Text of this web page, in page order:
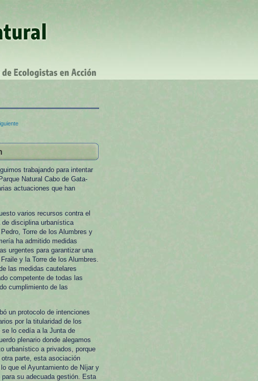
trabajando para intentar
Natural Cabo de Gata-
actuaciones que han
varios recursos contra el
disciplina urbanística
Torre de los Alumbres y
ha admitido medidas
urgentes para garantizar una
y la Torre de los Alumbres.
las medidas cautelares
competente de todas las
cumplimiento de las
un protocolo de intenciones
por la titularidad de los
se lo cedía a la Junta de
plenario donde alegamos
urbanístico a privados, porque
parte, esta asociación
que el Ayuntamiento de Níjar y
su adecuada gestión. Esta